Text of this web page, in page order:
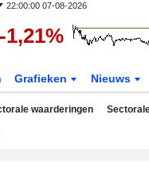
22:00:00 07-08-2026
-1,21%
Grafieken Nieuws
waarderingen